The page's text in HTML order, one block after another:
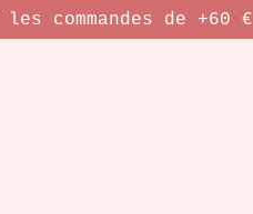
commandes de +60 €